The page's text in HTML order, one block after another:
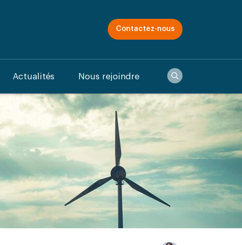
Contactez-nous
Recherche
Actualités Nous rejoindre